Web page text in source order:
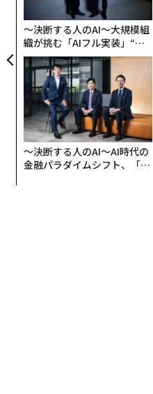
〜決断する人のAI〜大規模組
織が挑む「AIフル実装」“使
う”企業から“動く”企業へ【N
TTドコモビジネス×PwC】
〜決断する人のAI〜AI時代の
金融パラダイムシフト、「超